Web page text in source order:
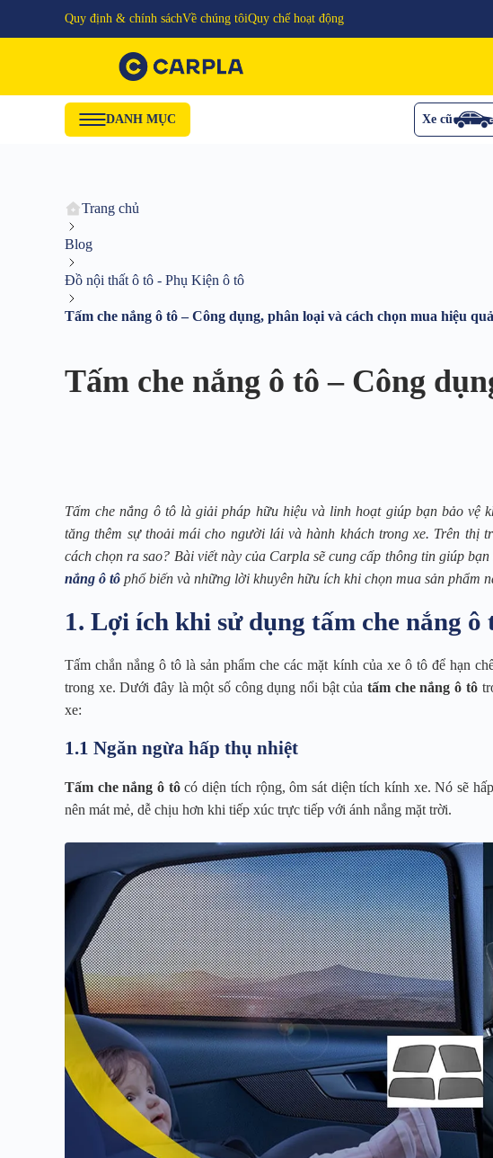
Quy định & chính sáchVề chúng tôiQuy chế hoạt động
DANH MỤC Xe cũ
Trang chủ
Blog
Đồ nội thất ô tô - Phụ Kiện ô tô
Tấm che nắng ô tô – Công dụng, phân loại và cách chọn mua hiệu quả
Tấm che nắng ô tô – Công
Tấm che nắng ô tô là giải pháp hữu hiệu và linh hoạt giúp bạn bảo vệ
tăng thêm sự thoải mái cho người lái và hành khách trong xe. Trên thị
cách chọn ra sao? Bài viết này của Carpla sẽ cung cấp thông tin giúp
nắng ô tô phổ biến và những lời khuyên hữu ích khi chọn mua sản phẩm
1. Lợi ích khi sử dụng tấm che nắng ô
Tấm chắn nắng ô tô là sản phẩm che các mặt kính của xe ô tô để hạn
trong xe. Dưới đây là một số công dụng nổi bật củatấm che nắng ô tô
xe:
1.1 Ngăn ngừa hấp thụ nhiệt
Tấm che nắng ô tôcó diện tích rộng, ôm sát diện tích kính xe. Nó sẽ
nên mát mẻ, dễ chịu hơn khi tiếp xúc trực tiếp với ánh nắng mặt trời.